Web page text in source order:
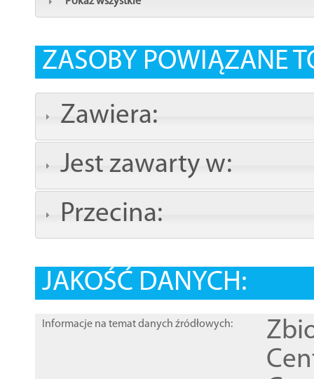
ZASOBY POWIĄZANE
Zawiera:
Jest zawarty w:
Przecina:
JAKOŚĆ DANYCH:
Informacje na temat danych źródłowych: